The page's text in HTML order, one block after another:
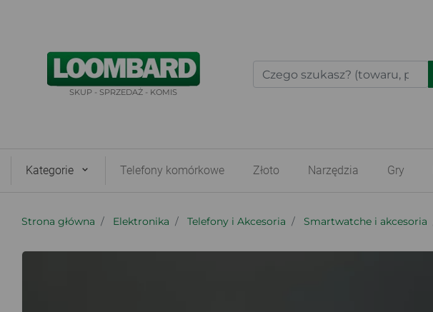
SKUP - SPRZEDAŻ - KOMIS
Kategorie Telefony komórkowe Złoto Narzędzia Gry
Strona główna Elektronika Telefony i Akcesoria Smartwatche i akcesoria